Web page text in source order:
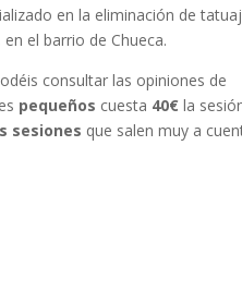
en la eliminación de
el barrio de Chueca.
consultar las opiniones de
pequeños cuesta 40€ la
sesiones que salen muy a